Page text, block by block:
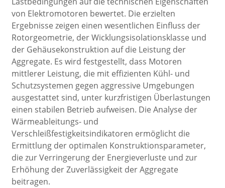
von Elektromotoren bewertet. Die erzielten
Ergebnisse zeigen einen wesentlichen Einfluss der
Rotorgeometrie, der Wicklungsisolationsklasse und
der Gehäusekonstruktion auf die Leistung der
Aggregate. Es wird festgestellt, dass Motoren
mittlerer Leistung, die mit effizienten Kühl- und
Schutzsystemen gegen aggressive Umgebungen
ausgestattet sind, unter kurzfristigen Überlastungen
einen stabilen Betrieb aufweisen. Die Analyse der
Wärmeableitungs- und
Verschleißfestigkeitsindikatoren ermöglicht die
Ermittlung der optimalen Konstruktionsparameter,
die zur Verringerung der Energieverluste und zur
Erhöhung der Zuverlässigkeit der Aggregate
beitragen.